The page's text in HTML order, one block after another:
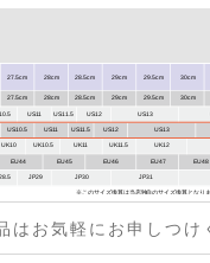
はお気軽にお申しつけ